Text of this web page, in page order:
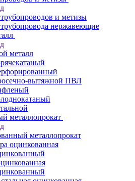
и метизы
нержавеющие
металл
вытяжной ПВЛ
металлопрокат
металлопрокат
оцинкованная